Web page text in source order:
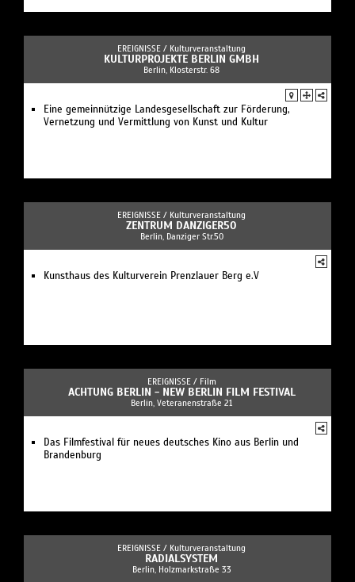
EREIGNISSE / Kulturveranstaltung
KULTURPROJEKTE BERLIN GMBH
Berlin, Klosterstr. 68
Eine gemeinnützige Landesgesellschaft zur Förderung,
Vernetzung und Vermittlung von Kunst und Kultur
EREIGNISSE / Kulturveranstaltung
ZENTRUM DANZIGER50
Berlin, Danziger Str.50
Kunsthaus des Kulturverein Prenzlauer Berg e.V
EREIGNISSE / Film
ACHTUNG BERLIN - NEW BERLIN FILM FESTIVAL
Berlin, Veteranenstraße 21
Das Filmfestival für neues deutsches Kino aus Berlin und
Brandenburg
EREIGNISSE / Kulturveranstaltung
RADIALSYSTEM
Berlin, Holzmarkstraße 33